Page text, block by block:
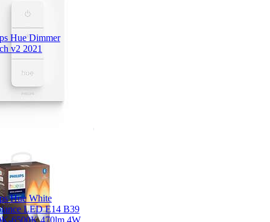
Hue Dimmer
v2 2021
Hue White
LED E14 B39
6500K 470lm 4W